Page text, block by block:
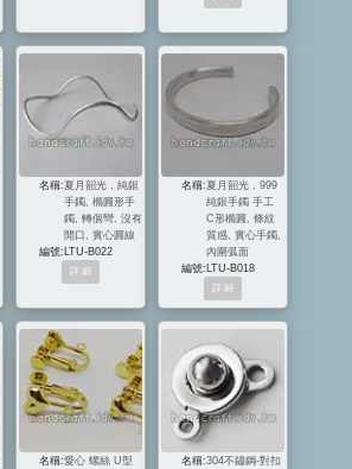
名稱:夏月韶光．純銀
手鐲, 橢圓形手
鐲, 轉個彎, 沒有
開口, 實心圓線
編號: LTU-B022
名稱:夏月韶光．999
純銀手鐲 手工
C形橢圓, 條紋
質感, 實心手鐲,
內圍弧面
編號: LTU-B018
名稱:愛心 螺絲 U型
名稱:304不鏽鋼-對扣